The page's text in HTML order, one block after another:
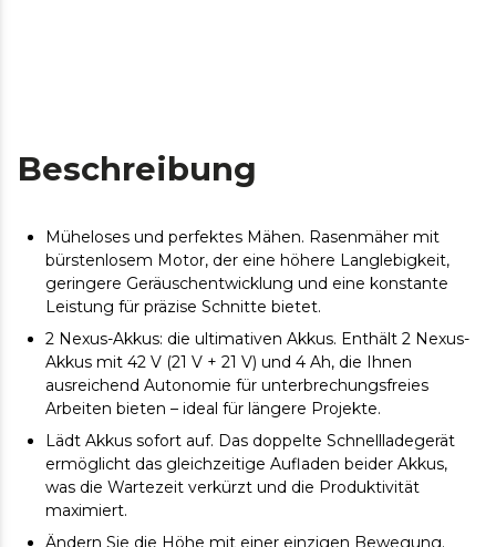
Beschreibung
Müheloses und perfektes Mähen. Rasenmäher mit
bürstenlosem Motor, der eine höhere Langlebigkeit,
geringere Geräuschentwicklung und eine konstante
Leistung für präzise Schnitte bietet.
2 Nexus-Akkus: die ultimativen Akkus. Enthält 2 Nexus-
Akkus mit 42 V (21 V + 21 V) und 4 Ah, die Ihnen
ausreichend Autonomie für unterbrechungsfreies
Arbeiten bieten – ideal für längere Projekte.
Lädt Akkus sofort auf. Das doppelte Schnellladegerät
ermöglicht das gleichzeitige Aufladen beider Akkus,
was die Wartezeit verkürzt und die Produktivität
maximiert.
Ändern Sie die Höhe mit einer einzigen Bewegung.